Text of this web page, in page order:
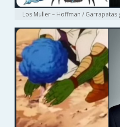
Los Muller – Hoffman /